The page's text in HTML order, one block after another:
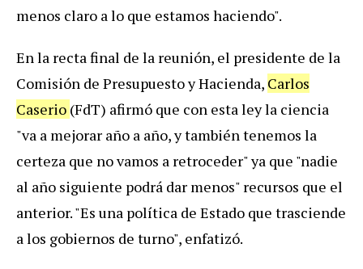
menos claro a lo que estamos haciendo".
En la recta final de la reunión, el presidente de la
Comisión de Presupuesto y Hacienda, Carlos
Caserio (FdT) afirmó que con esta ley la ciencia
"va a mejorar año a año, y también tenemos la
certeza que no vamos a retroceder" ya que "nadie
al año siguiente podrá dar menos" recursos que el
anterior. "Es una política de Estado que trasciende
a los gobiernos de turno", enfatizó.